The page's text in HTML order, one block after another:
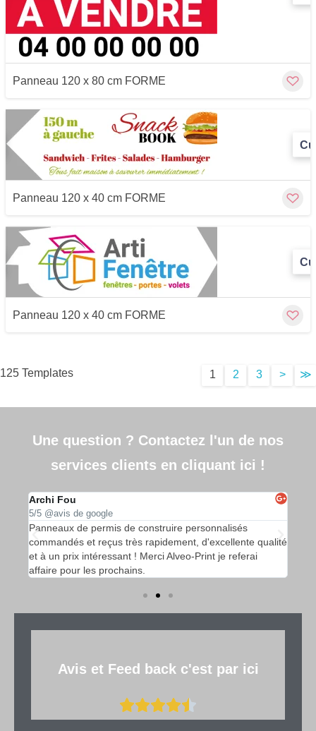
Panneau 120 x 80 cm FORME
Panneau 120 x 40 cm FORME
Panneau 120 x 40 cm FORME
125 Templates 1 2 3 > ≫
Une question ? Contactez l'un de nos
services clients en cliquant ici !
Archi Fou
5/5 @avis de google
Panneaux de permis de construire personnalisés
commandés et reçus très rapidement, d'excellente qualité
et à un prix intéressant ! Merci Alveo-Print je referai
affaire pour les prochains.
Avis et Feed back c'est par ici